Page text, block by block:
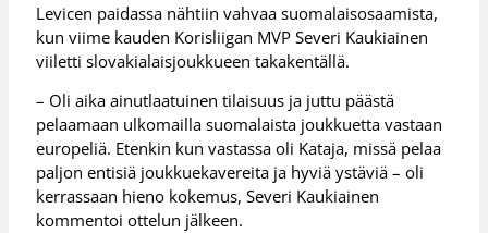
Levicen paidassa nähtiin vahvaa suomalaisosaamista,
kun viime kauden Korisliigan MVP Severi Kaukiainen
viiletti slovakialaisjoukkueen takakentällä.
– Oli aika ainutlaatuinen tilaisuus ja juttu päästä
pelaamaan ulkomailla suomalaista joukkuetta vastaan
europeliä. Etenkin kun vastassa oli Kataja, missä pelaa
paljon entisiä joukkuekavereita ja hyviä ystäviä – oli
kerrassaan hieno kokemus, Severi Kaukiainen
kommentoi ottelun jälkeen.